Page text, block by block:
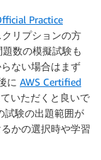
Practice
リプションの方
数の模擬試験も
ない場合はまず
に AWS Certified
いただくと良いで
試験の出題範囲が
かの選択時や学習